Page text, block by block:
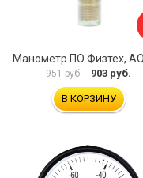
951 руб. 903 руб.
В КОРЗИНУ